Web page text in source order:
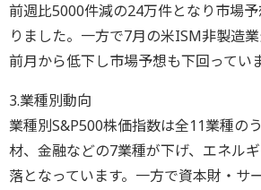
前週比5000件減の24万件となり市場
りました。一方で7月の米ISM非製造
前月から低下し市場予想も下回っていま
3.業種別動向
業種別S&P500株価指数は全11業種の
材、金融などの7業種が下げ、エネル
落となっています。一方で資本財・サ